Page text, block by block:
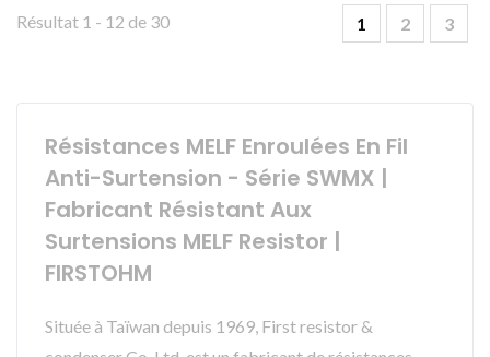
Résultat 1 - 12 de 30 1 2 3
Résistances MELF Enroulées En Fil
Anti-Surtension - Série SWMX |
Fabricant Résistant Aux
Surtensions MELF Resistor |
FIRSTOHM
Située à Taïwan depuis 1969, First resistor &